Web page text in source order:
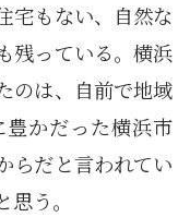
宅もない、自然な
残っている。横浜
のは、自前で地域
かだった横浜市
らだと言われてい
う。